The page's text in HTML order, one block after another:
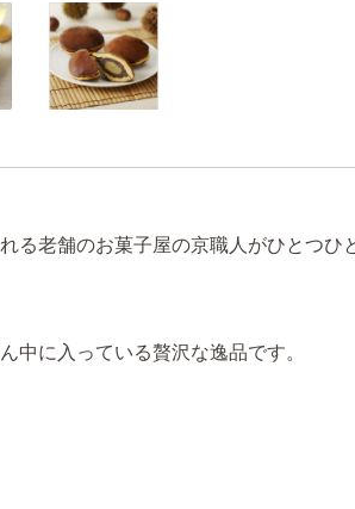
る老舗のお菓子屋の京職人がひとつひ
中に入っている贅沢な逸品です。